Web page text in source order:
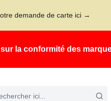
demande de carte ici →
la conformité des